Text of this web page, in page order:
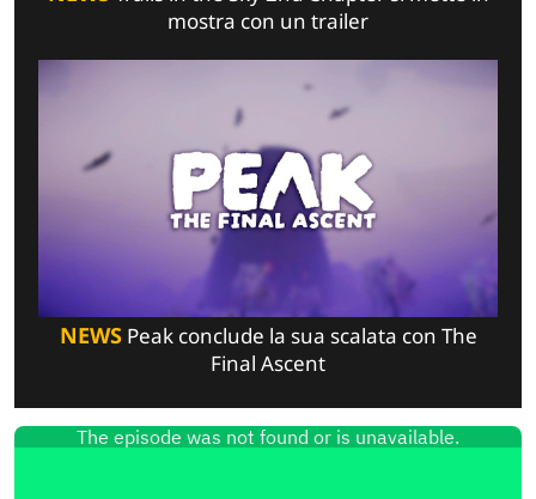
mostra con un trailer
NEWSPeak conclude la sua scalata con The
Final Ascent